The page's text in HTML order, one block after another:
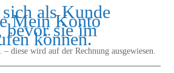
als Kunde
Mein Konto
bevor sie im
können.
diese wird auf der Rechnung ausgewiesen.